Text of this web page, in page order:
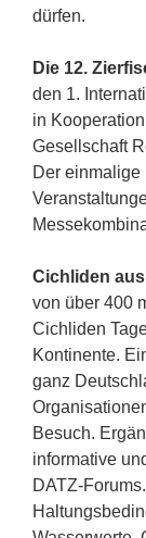
dürfen.
Die 12.
den 1.
in
Gesellschaft
Der einmalige
Cichliden
von über 400
Cichliden
Kontinente.
ganz
Besuch.
informative
DATZ-